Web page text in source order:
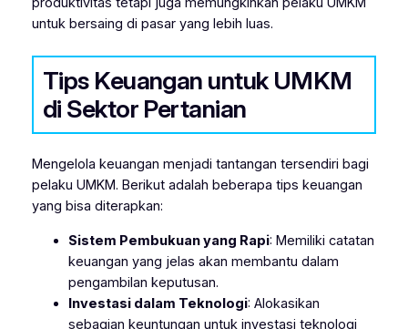
untuk bersaing di pasar yang lebih luas.
Tips Keuangan untuk UMKM
di Sektor Pertanian
Mengelola keuangan menjadi tantangan tersendiri bagi
pelaku UMKM. Berikut adalah beberapa tips keuangan
yang bisa diterapkan:
Sistem Pembukuan yang Rapi: Memiliki catatan
keuangan yang jelas akan membantu dalam
pengambilan keputusan.
Investasi dalam Teknologi: Alokasikan
sebagian keuntungan untuk investasi teknologi